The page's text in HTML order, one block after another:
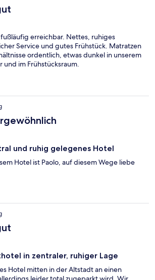
erreichbar. Nettes, ruhiges
Service und gutes Frühstück. Matratzen
ordentlich, etwas dunkel in unserem
und im Frühstücksraum.
und ruhig gelegenes Hotel
Hotel ist Paolo, auf diesem Wege liebe
in zentraler, ruhiger Lage
Hotel mitten in der Altstadt an einen